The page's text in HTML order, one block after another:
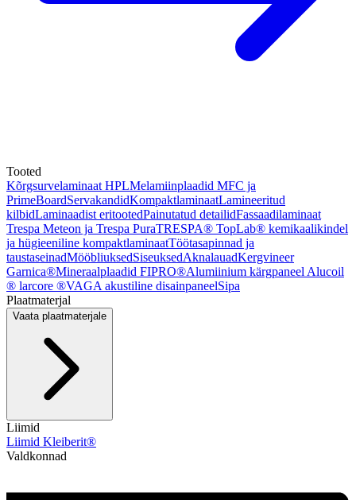
Tooted
Kõrgsurvelaminaat HPLMelamiinplaadid MFC ja
PrimeBoardServakandidKompaktlaminaatLamineeritud
kilbidLaminaadist eritootedPainutatud detailidFassaadilaminaat
Trespa Meteon ja Trespa PuraTRESPA® TopLab® kemikaalikindel
ja hügieeniline kompaktlaminaatTöötasapinnad ja
taustaseinadMööbliuksedSiseuksedAknalauadKergvineer
Garnica®Mineraalplaadid FIPRO®Alumiinium kärgpaneel Alucoil
® larcore ®VAGA akustiline disainpaneelSipa
Plaatmaterjal
Vaata plaatmaterjale
Liimid
Liimid Kleiberit®
Valdkonnad